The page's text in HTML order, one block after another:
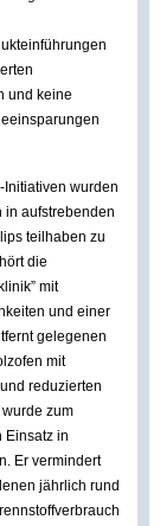
und keine
Initiativen wurden
in aufstrebenden
teilhaben zu
die
mit
und einer
gelegenen
mit
reduzierten
zum
Einsatz in
Er vermindert
jährlich rund